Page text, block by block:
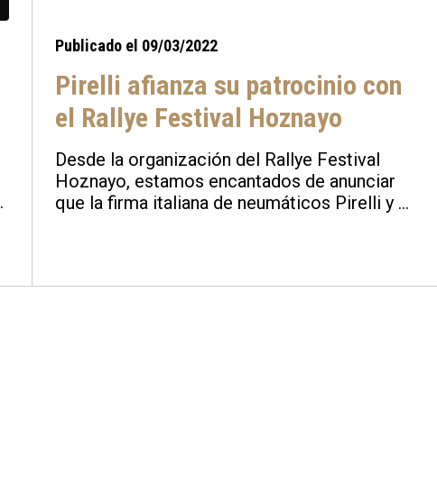
Publicado el 09/03/2022
Pirelli afianza su patrocinio con
el Rallye Festival Hoznayo
Desde la organización del Rallye Festival
Hoznayo, estamos encantados de anunciar
que la firma italiana de neumáticos Pirelli y el